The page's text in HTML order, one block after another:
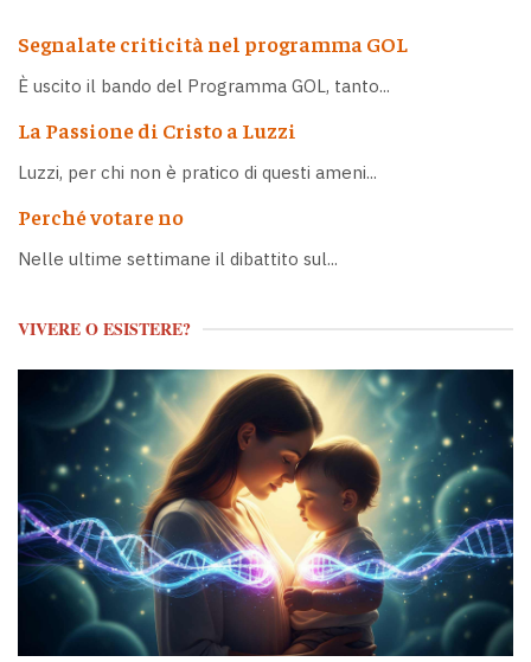
Segnalate criticità nel programma GOL
È uscito il bando del Programma GOL, tanto...
La Passione di Cristo a Luzzi
Luzzi, per chi non è pratico di questi ameni...
Perché votare no
Nelle ultime settimane il dibattito sul...
VIVERE O ESISTERE?